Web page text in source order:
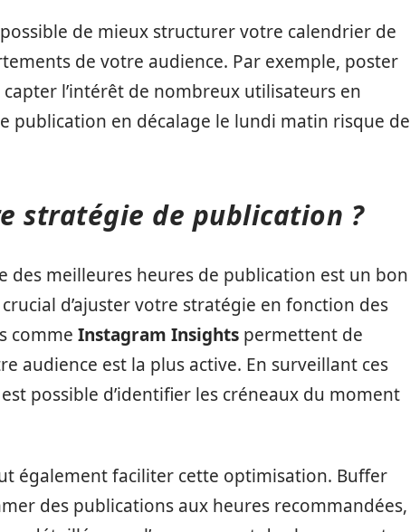
de mieux structurer votre calendrier de
de votre audience. Par exemple, poster
l’intérêt de nombreux utilisateurs en
publication en décalage le lundi matin risque de
stratégie de publication ?
meilleures heures de publication est un bon
d’ajuster votre stratégie en fonction des
comme Instagram Insights permettent de
audience est la plus active. En surveillant ces
possible d’identifier les créneaux du moment
également faciliter cette optimisation. Buffer
des publications aux heures recommandées,